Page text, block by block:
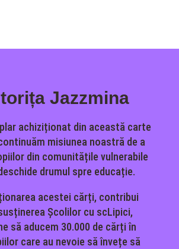
Jazzmina
achiziționat din această carte
misiunea noastră de a
din comunitățile vulnerabile
drumul spre educație.
acestei cărți, contribui
Școlilor cu scLipici,
să aducem 30.000 de cărți în
care au nevoie să învețe să